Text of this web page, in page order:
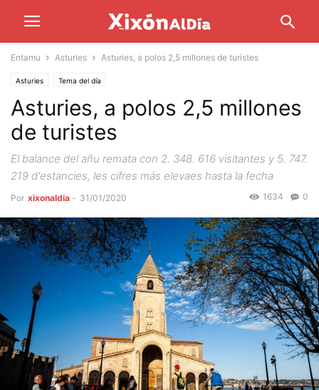
Entamu Asturies Asturies, a polos 2,5 millones de turistes
Asturies Tema del día
Asturies, a polos 2,5 millones
de turistes
El balance del añu remata con 2. 348. 616 visitantes y 5. 747.
219 d'estancies, les cifres más elevaes hasta la fecha
Por xixonaldia - 31/01/2020 0
1634